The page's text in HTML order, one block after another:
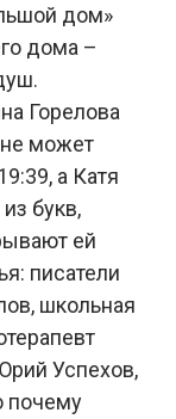
дом»
дома –
Горелова
не может
а Катя
букв,
ей
писатели
школьная
Успехов,
почему